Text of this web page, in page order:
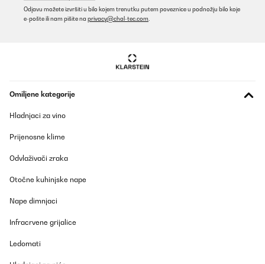
Utente Amazon
Odjavu možete izvršiti u bilo kojem trenutku putem poveznice u podnožju bilo koje
e-pošte ili nam pišite na privacy@chal-tec.com.
Omiljene kategorije
Hladnjaci za vino
Prijenosne klime
Odvlaživači zraka
Otočne kuhinjske nape
Nape dimnjaci
Infracrvene grijalice
Ledomati